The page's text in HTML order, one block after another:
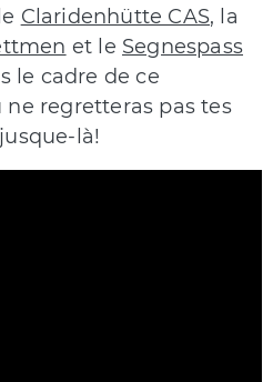
Claridenhütte CAS, la
et le Segnespass
le cadre de ce
regretteras pas tes
là!